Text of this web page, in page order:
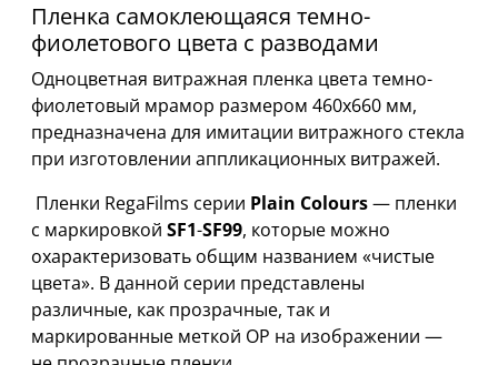
Пленка самоклеющаяся темно-
фиолетового цвета с разводами
Одноцветная витражная пленка цвета темно-
фиолетовый мрамор размером 460х660 мм,
предназначена для имитации витражного стекла
при изготовлении аппликационных витражей.
Пленки RegaFilms серии Plain Colours— пленки
с маркировкой SF1-SF99, которые можно
охарактеризовать общим названием «чистые
цвета». В данной серии представлены
различные, как прозрачные, так и
маркированные меткой OP на изображении —